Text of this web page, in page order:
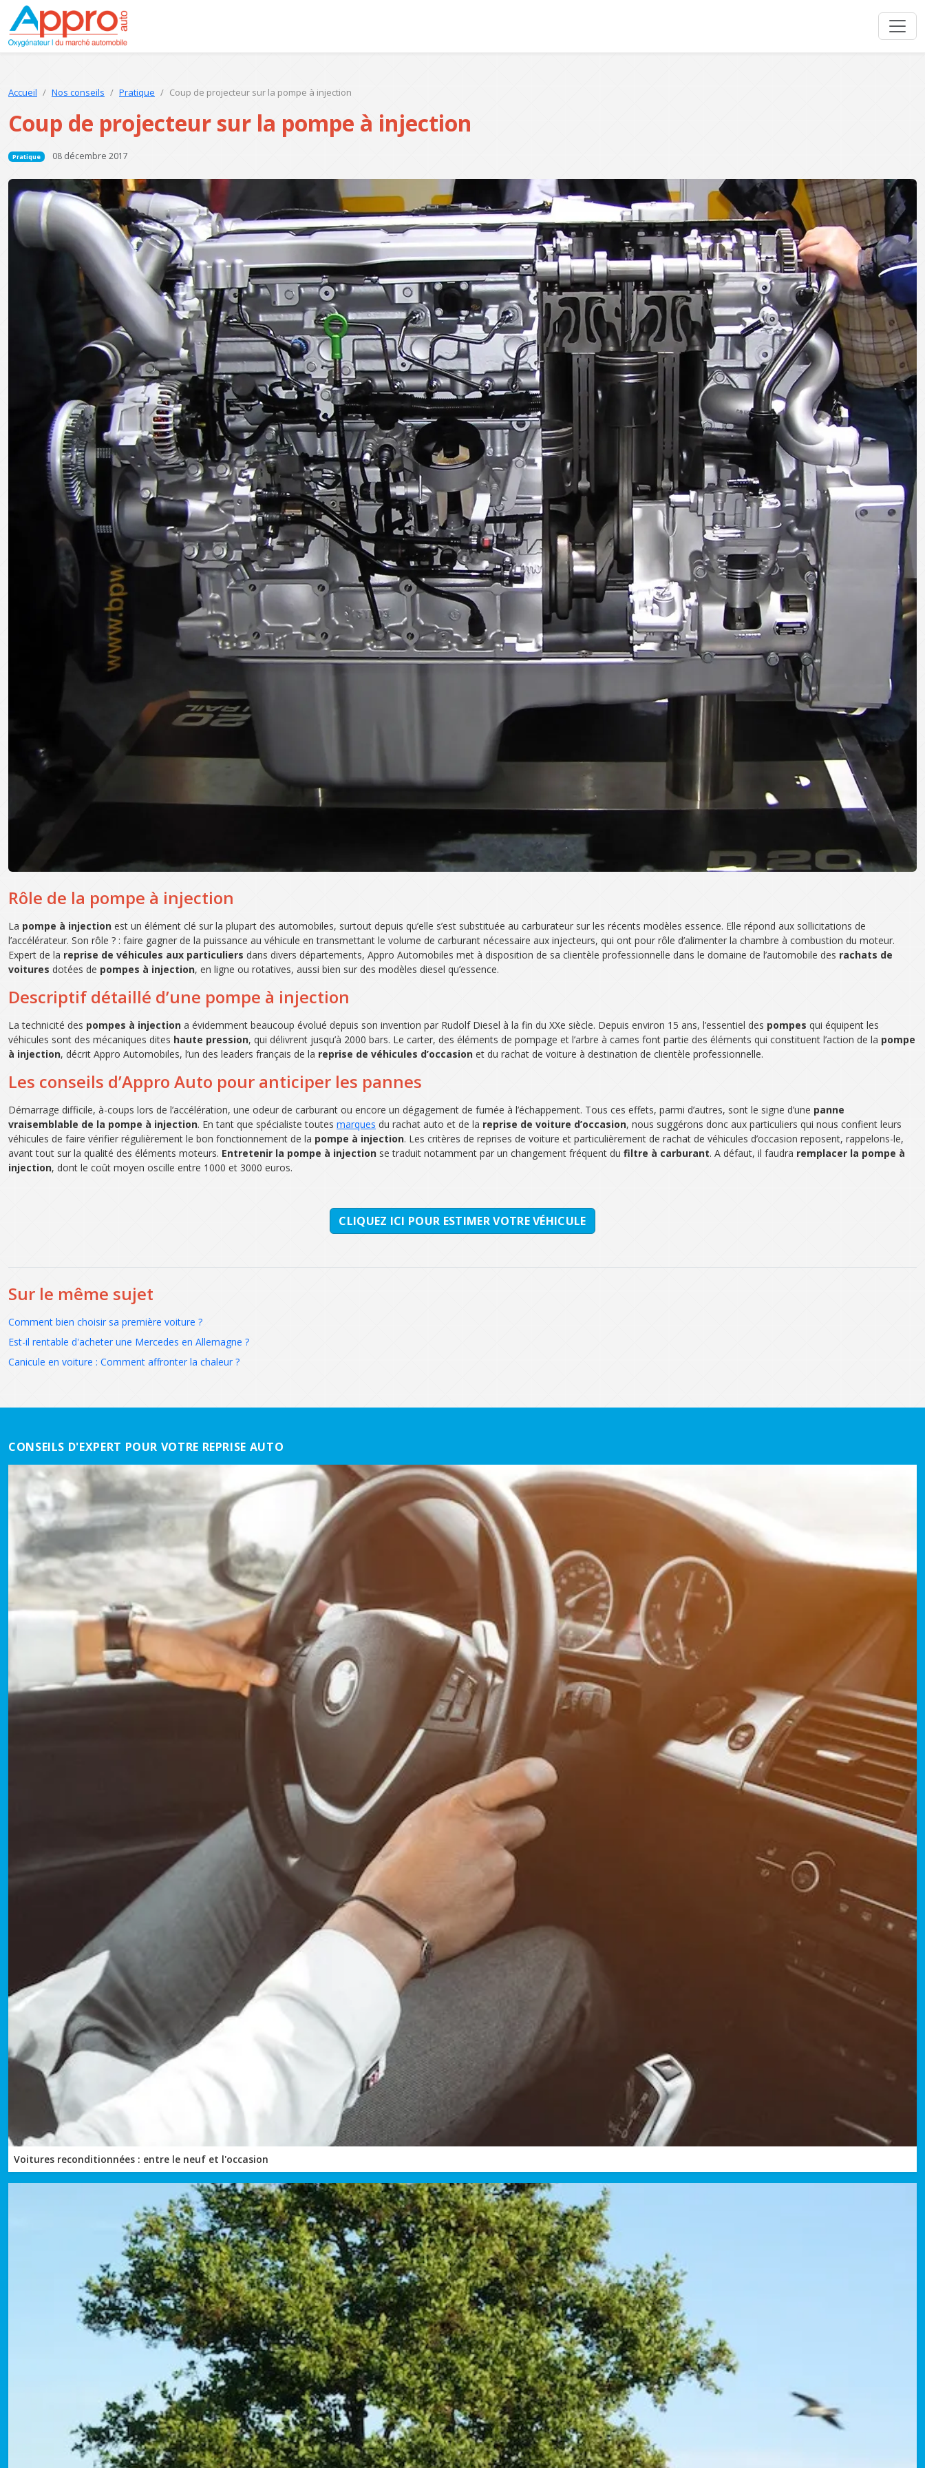
Accueil Nos conseils Pratique Coup de projecteur sur la pompe à injection
Coup de projecteur sur la pompe à injection
Pratique 08 décembre 2017
Rôle de la pompe à injection
La pompe à injection est un élément clé sur la plupart des automobiles, surtout depuis qu’elle s’est substituée au carburateur sur les récents modèles essence. Elle répond aux sollicitations de
l’accélérateur. Son rôle ? : faire gagner de la puissance au véhicule en transmettant le volume de carburant nécessaire aux injecteurs, qui ont pour rôle d’alimenter la chambre à combustion du moteur.
Expert de la reprise de véhicules aux particuliers dans divers départements, Appro Automobiles met à disposition de sa clientèle professionnelle dans le domaine de l’automobile des rachats de
voitures dotées de pompes à injection, en ligne ou rotatives, aussi bien sur des modèles diesel qu’essence.
Descriptif détaillé d’une pompe à injection
La technicité des pompes à injection a évidemment beaucoup évolué depuis son invention par Rudolf Diesel à la fin du XXe siècle. Depuis environ 15 ans, l’essentiel des pompes qui équipent les
véhicules sont des mécaniques dites haute pression, qui délivrent jusqu’à 2000 bars. Le carter, des éléments de pompage et l’arbre à cames font partie des éléments qui constituent l’action de la pompe
à injection, décrit Appro Automobiles, l’un des leaders français de la reprise de véhicules d’occasion et du rachat de voiture à destination de clientèle professionnelle.
Les conseils d’Appro Auto pour anticiper les pannes
Démarrage difficile, à-coups lors de l’accélération, une odeur de carburant ou encore un dégagement de fumée à l’échappement. Tous ces effets, parmi d’autres, sont le signe d’une panne
vraisemblable de la pompe à injection. En tant que spécialiste toutes marques du rachat auto et de la reprise de voiture d’occasion, nous suggérons donc aux particuliers qui nous confient leurs
véhicules de faire vérifier régulièrement le bon fonctionnement de la pompe à injection. Les critères de reprises de voiture et particulièrement de rachat de véhicules d’occasion reposent, rappelons-le,
avant tout sur la qualité des éléments moteurs. Entretenir la pompe à injection se traduit notamment par un changement fréquent du filtre à carburant. A défaut, il faudra remplacer la pompe à
injection, dont le coût moyen oscille entre 1000 et 3000 euros.
CLIQUEZ ICI POUR ESTIMER VOTRE VÉHICULE
Sur le même sujet
Comment bien choisir sa première voiture ?
Est-il rentable d'acheter une Mercedes en Allemagne ?
Canicule en voiture : Comment affronter la chaleur ?
CONSEILS D'EXPERT POUR VOTRE REPRISE AUTO
Voitures reconditionnées : entre le neuf et l'occasion